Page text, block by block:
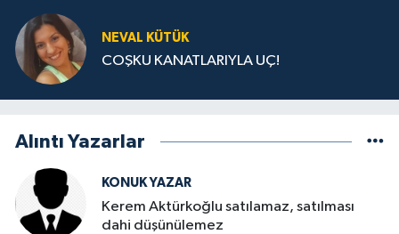
NEVAL KÜTÜK
COŞKU KANATLARIYLA UÇ!
Alıntı Yazarlar
KONUK YAZAR
Kerem Aktürkoğlu satılamaz, satılması
dahi düşünülemez